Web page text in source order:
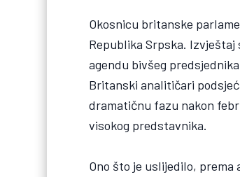
Okosnicu britanske
Republika Srpska.
agendu bivšeg
Britanski analitičari
dramatičnu fazu nakon
visokog predstavnika.
Ono što je uslijedilo,